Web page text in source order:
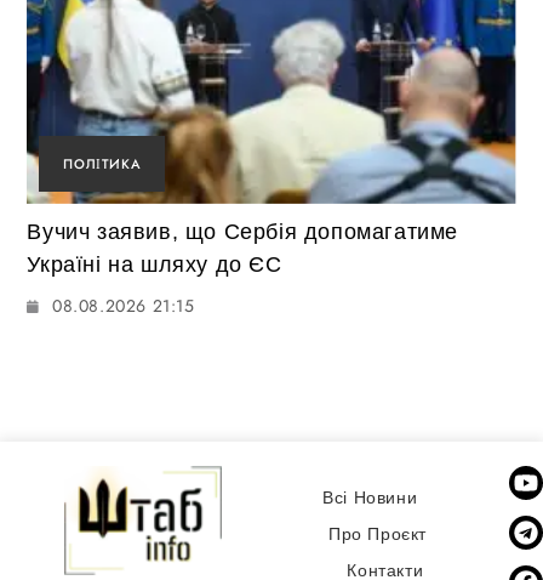
ПОЛІТИКА
Вучич заявив, що Сербія допомагатиме
Україні на шляху до ЄС
08.08.2026 21:15
Всі Новини
Про Проєкт
Контакти